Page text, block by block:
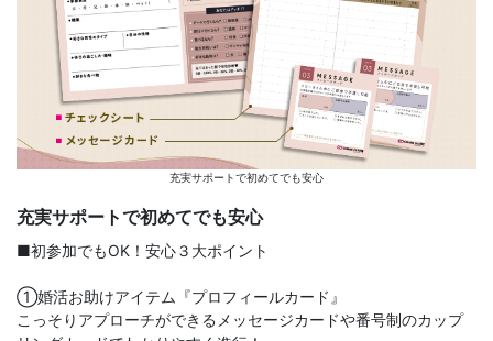
充実サポートで初めてでも安心
充実サポートで初めてでも安心
■初参加でもOK！安心３大ポイント
①婚活お助けアイテム『プロフィールカード』
こっそりアプローチができるメッセージカードや番号制のカップ